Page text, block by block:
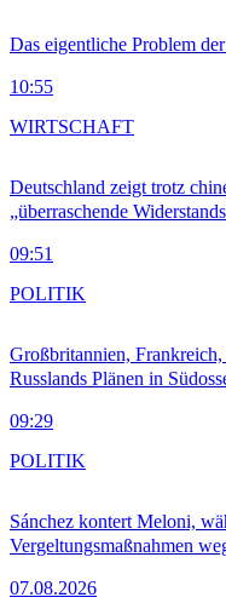
Das eigentliche Problem
10:55
Deutschland zeigt trotz
„überraschende
09:51
WIRTSCHAFT
Großbritannien,
Russlands Plänen in
09:29
POLITIK
Sánchez kontert Meloni,
Vergeltungsmaßnahmen
07.08.2026
POLITIK